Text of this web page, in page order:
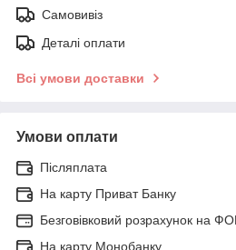
Самовивіз
Деталі оплати
Всі умови доставки
Умови оплати
Післяплата
На карту Приват Банку
Безговівковий розрахунок на
На карту Монобанку